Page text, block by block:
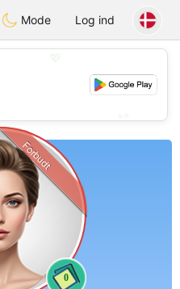
ahebik
Mode Log ind
0
Forbudt